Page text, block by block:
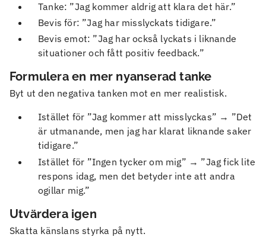
Tanke: ”Jag kommer aldrig att klara det här.”
Bevis för: ”Jag har misslyckats tidigare.”
Bevis emot: ”Jag har också lyckats i liknande
situationer och fått positiv feedback.”
Formulera en mer nyanserad tanke
Byt ut den negativa tanken mot en mer realistisk.
Istället för ”Jag kommer att misslyckas” → ”Det
är utmanande, men jag har klarat liknande saker
tidigare.”
Istället för ”Ingen tycker om mig” → ”Jag fick lite
respons idag, men det betyder inte att andra
ogillar mig.”
Utvärdera igen
Skatta känslans styrka på nytt.